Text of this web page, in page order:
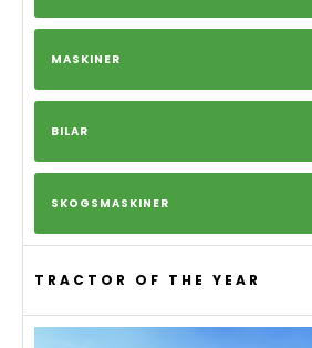
MASKINER
BILAR
SKOGSMASKINER
TRACTOR OF THE YEAR